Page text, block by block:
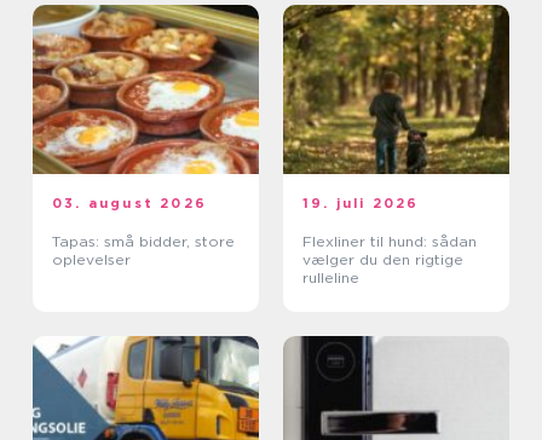
03. august 2026
Tapas: små bidder, store
oplevelser
19. juli 2026
Flexliner til hund: sådan
vælger du den rigtige
rulleline